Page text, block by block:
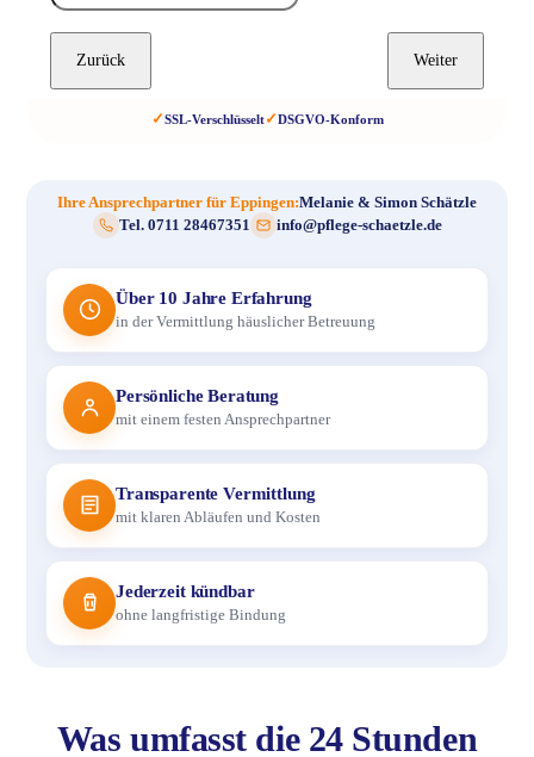
Zurück Weiter
✓SSL-Verschlüsselt✓DSGVO-Konform
Ihre Ansprechpartner für Eppingen:Melanie & Simon Schätzle
Tel. 0711 28467351
info@pflege-schaetzle.de
Über 10 Jahre Erfahrung
in der Vermittlung häuslicher Betreuung
Persönliche Beratung
mit einem festen Ansprechpartner
Transparente Vermittlung
mit klaren Abläufen und Kosten
Jederzeit kündbar
ohne langfristige Bindung
Was umfasst die 24 Stunden